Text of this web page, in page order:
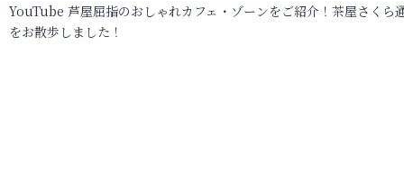
YouTube 芦屋屈指のおしゃれカフェ・ゾーンをご紹介！茶屋さくら
をお散歩しました！